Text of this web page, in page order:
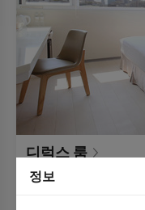
디럭스 룸
1스탠다드 더블 침대
(152x195cm)
정보